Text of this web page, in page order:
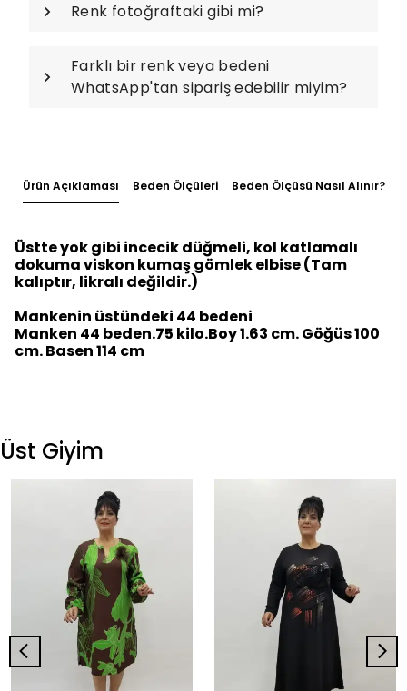
Renk fotoğraftaki gibi mi?
Farklı bir renk veya bedeni
WhatsApp'tan sipariş edebilir miyim?
Ürün Açıklaması Beden Ölçüleri Beden Ölçüsü Nasıl Alınır?
Üstte yok gibi incecik düğmeli, kol katlamalı
dokuma viskon kumaş gömlek elbise (Tam
kalıptır, likralı değildir.)
Mankenin üstündeki 44 bedeni
Manken 44 beden.75 kilo.Boy 1.63 cm. Göğüs 100
cm. Basen 114 cm
Üst Giyim